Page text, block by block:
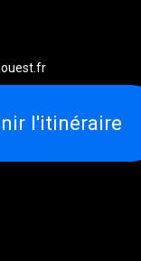
l'itinéraire